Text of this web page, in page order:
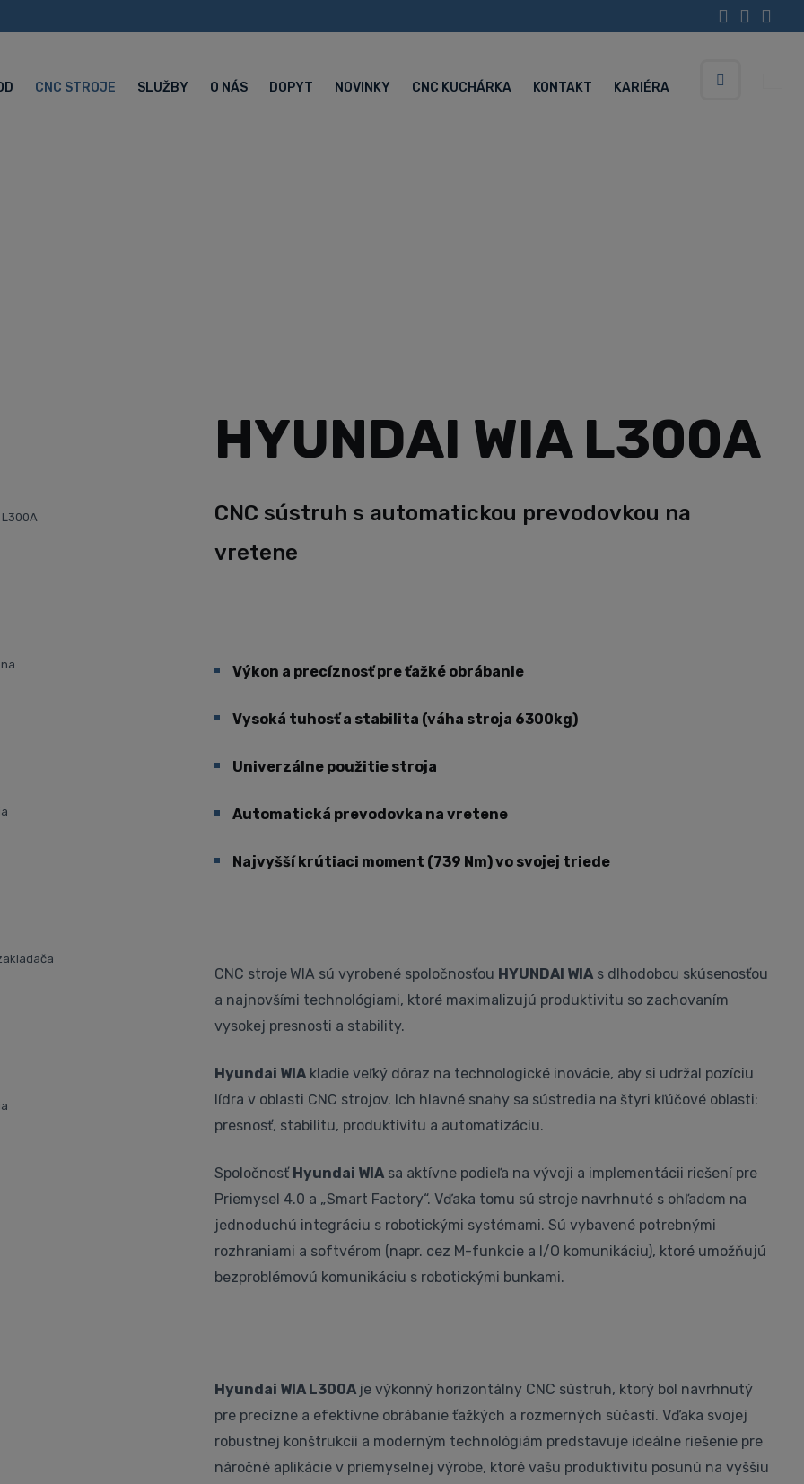
CNC STROJE SLUŽBY O NÁS DOPYT NOVINKY CNC KUCHÁRKA KONTAKT KARIÉRA
HYUNDAI WIA L300A
CNC sústruh s automatickou prevodovkou na
vretene
Výkon a precíznosť pre ťažké obrábanie
Vysoká tuhosť a stabilita (váha stroja 6300kg)
Univerzálne použitie stroja
Automatická prevodovka na vretene
Najvyšší krútiaci moment (739 Nm) vo svojej triede
CNC stroje WIA sú vyrobené spoločnosťou HYUNDAI WIA s dlhodobou skúsenosťou
a najnovšími technológiami, ktoré maximalizujú produktivitu so zachovaním
vysokej presnosti a stability.
Hyundai WIA kladie veľký dôraz na technologické inovácie, aby si udržal pozíciu
lídra v oblasti CNC strojov. Ich hlavné snahy sa sústredia na štyri kľúčové oblasti:
presnosť, stabilitu, produktivitu a automatizáciu.
Spoločnosť Hyundai WIA sa aktívne podieľa na vývoji a implementácii riešení pre
Priemysel 4.0 a „Smart Factory“. Vďaka tomu sú stroje navrhnuté s ohľadom na
jednoduchú integráciu s robotickými systémami. Sú vybavené potrebnými
rozhraniami a softvérom (napr. cez M-funkcie a I/O komunikáciu), ktoré umožňujú
bezproblémovú komunikáciu s robotickými bunkami.
Hyundai WIA L300A je výkonný horizontálny CNC sústruh, ktorý bol navrhnutý
pre precízne a efektívne obrábanie ťažkých a rozmerných súčastí. Vďaka svojej
robustnej konštrukcii a moderným technológiám predstavuje ideálne riešenie pre
náročné aplikácie v priemyselnej výrobe, ktoré vašu produktivitu posunú na vyššiu